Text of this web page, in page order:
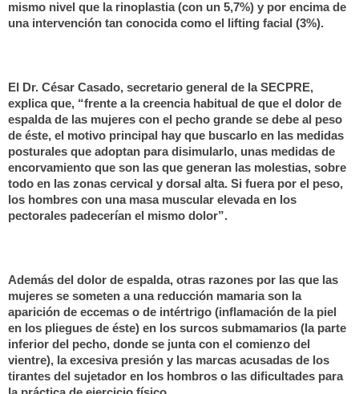
mismo nivel que la rinoplastia (con un 5,7%) y por encima de
una intervención tan conocida como el lifting facial (3%).
El Dr. César Casado, secretario general de la SECPRE,
explica que, “frente a la creencia habitual de que el dolor de
espalda de las mujeres con el pecho grande se debe al peso
de éste, el motivo principal hay que buscarlo en las medidas
posturales que adoptan para disimularlo, unas medidas de
encorvamiento que son las que generan las molestias, sobre
todo en las zonas cervical y dorsal alta. Si fuera por el peso,
los hombres con una masa muscular elevada en los
pectorales padecerían el mismo dolor”.
Además del dolor de espalda, otras razones por las que las
mujeres se someten a una reducción mamaria son la
aparición de eccemas o de intértrigo (inflamación de la piel
en los pliegues de éste) en los surcos submamarios (la parte
inferior del pecho, donde se junta con el comienzo del
vientre), la excesiva presión y las marcas acusadas de los
tirantes del sujetador en los hombros o las dificultades para